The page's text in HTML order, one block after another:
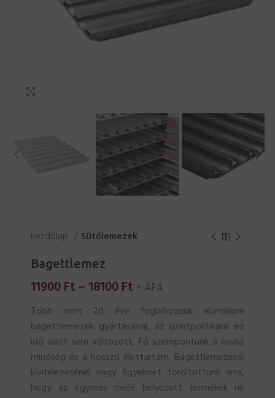
Kezdőlap Sütőlemezek
Bagettlemez
11900Ft –18100Ft Ártartomány:
18100 Ft
+ ÁFA
Több mint 20 éve foglalkozunk alumínium
bagettlemezek gyártásával, az üzletpolitikánk ez
idő alatt sem változott. Fő szempontunk a kiváló
minőség és a hosszú élettartam. Bagettlemezeink
kivitelezésénél nagy figyelmet fordítottunk arra,
hogy az egymás mellé helyezett termékek ne